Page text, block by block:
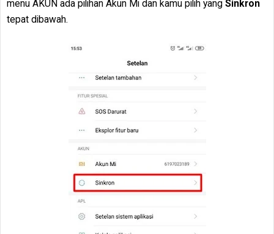
menu AKUN ada pilihan Akun Mi dan kamu pilih yang Sinkron
tepat dibawah.